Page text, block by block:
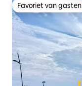
Favoriet van gasten
Favoriet van gasten